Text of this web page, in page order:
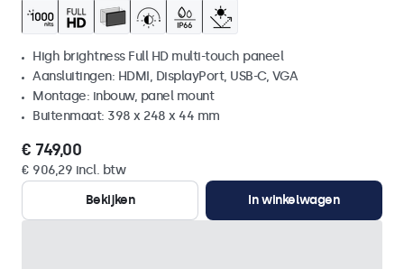
High brightness Full HD multi-touch paneel
Aansluitingen: HDMI, DisplayPort, USB-C, VGA
Montage: inbouw, panel mount
Buitenmaat: 398 x 248 x 44 mm
€ 749,00
€ 906,29 incl. btw
Bekijken
In winkelwagen